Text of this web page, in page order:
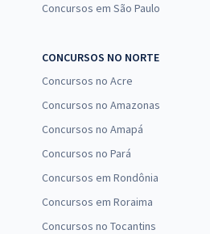
Concursos em São Paulo
CONCURSOS NO NORTE
Concursos no Acre
Concursos no Amazonas
Concursos no Amapá
Concursos no Pará
Concursos em Rondônia
Concursos em Roraima
Concursos no Tocantins